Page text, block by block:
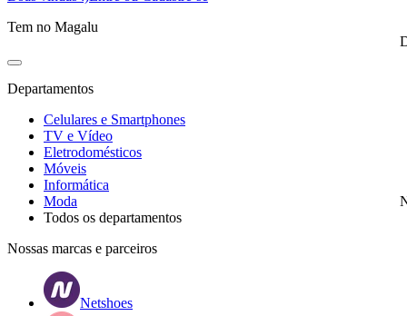
Tem no Magalu
Departamentos
Celulares e Smartphones
TV e Vídeo
Eletrodomésticos
Móveis
Informática
Moda
Todos os departamentos
Nossas marcas e parceiros
Netshoes